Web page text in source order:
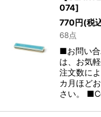
074]
770円(税
68点
■お問い
は、お気
注文数に
カ月ほど
さい。